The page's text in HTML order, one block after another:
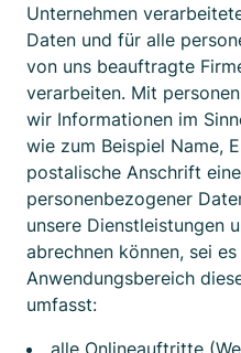
Unternehmen
Daten und für alle
von uns beauftragte
verarbeiten. Mit
wir Informationen im
wie zum Beispiel Name,
postalische Anschrift
personenbezogener
unsere Dienstleistungen
abrechnen können, sei
Anwendungsbereich
umfasst:
alle Onlineauftritte